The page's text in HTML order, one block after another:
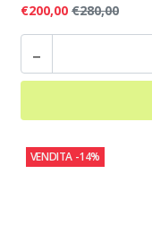
€200,00 €280,00
-
VENDITA -14%